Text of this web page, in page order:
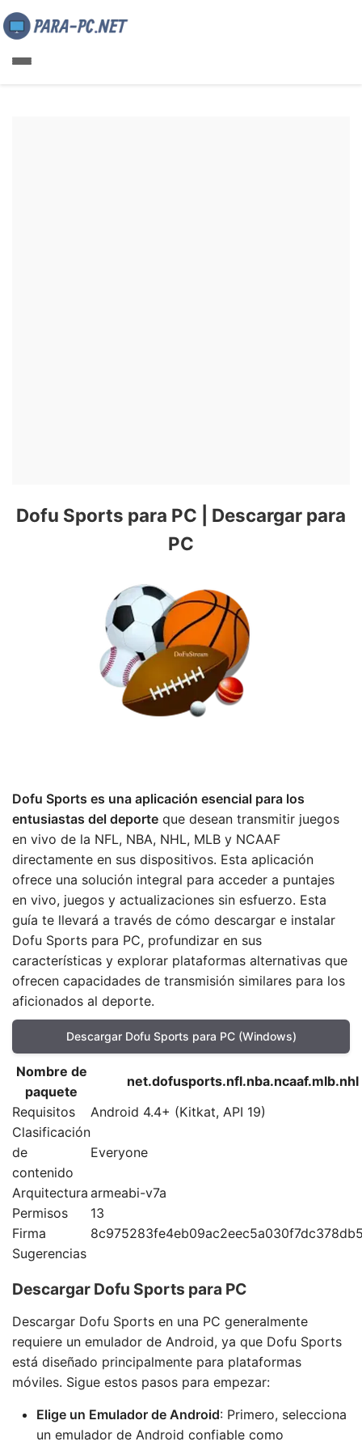
Dofu Sports para PC | Descargar para
PC
Dofu Sports es una aplicación esencial para los
entusiastas del deporte que desean transmitir juegos
en vivo de la NFL, NBA, NHL, MLB y NCAAF
directamente en sus dispositivos. Esta aplicación
ofrece una solución integral para acceder a puntajes
en vivo, juegos y actualizaciones sin esfuerzo. Esta
guía te llevará a través de cómo descargar e instalar
Dofu Sports para PC, profundizar en sus
características y explorar plataformas alternativas que
ofrecen capacidades de transmisión similares para los
aficionados al deporte.
Descargar Dofu Sports para PC (Windows)
Nombre de
paquete
net.dofusports.nfl.nba.ncaaf.mlb.nhl
Requisitos
Android 4.4+ (Kitkat, API 19)
Clasificación
de
contenido
Everyone
Arquitectura armeabi-v7a
Permisos
13
Firma
Sugerencias
Descargar Dofu Sports para PC
Descargar Dofu Sports en una PC generalmente
requiere un emulador de Android, ya que Dofu Sports
está diseñado principalmente para plataformas
móviles. Sigue estos pasos para empezar:
Elige un Emulador de Android: Primero, selecciona
un emulador de Android confiable como